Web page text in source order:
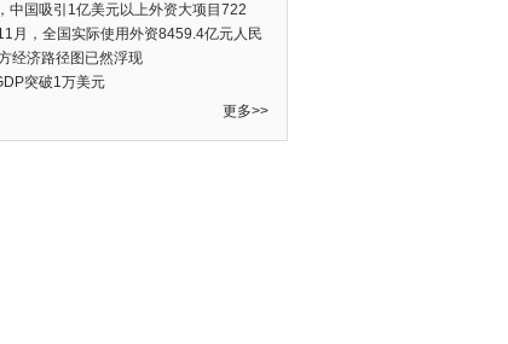
体中增速最快
中国吸引1亿美元以上外资大项目722
月，全国实际使用外资8459.4亿元人民
长6.0%
经济路径图已然浮现
突破1万美元
更多>>